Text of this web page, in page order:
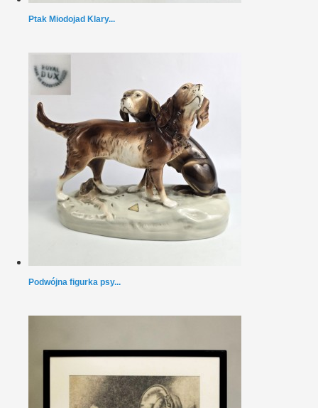
Ptak Miodojad Klary...
Podwójna figurka psy...